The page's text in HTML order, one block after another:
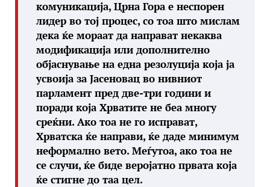
комуникација, Црна Гора е неспорен
лидер во тој процес, со тоа што мислам
дека ќе мораат да направат некаква
модификација или дополнително
објаснување на една резолуција која ја
усвоија за Јасеновац во нивниот
парламент пред две-три години и
поради која Хрватите не беа многу
среќни. Ако тоа не го исправат,
Хрватска ќе направи, ќе даде минимум
неформално вето. Меѓутоа, ако тоа не
се случи, ќе биде веројатно првата која
ќе стигне до таа цел.